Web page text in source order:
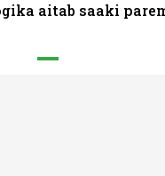
aitab saaki